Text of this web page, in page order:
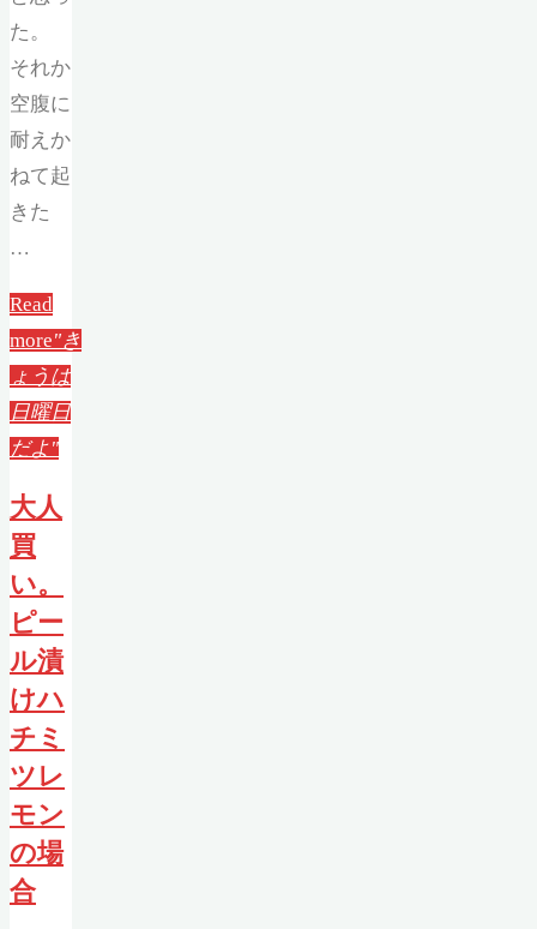
た。
それか
空腹に
耐えか
ねて起
きた
…
Read
more"き
ょうは
日曜日
だよ"
大人
買
い。
ピー
ル漬
けハ
チミ
ツレ
モン
の場
合